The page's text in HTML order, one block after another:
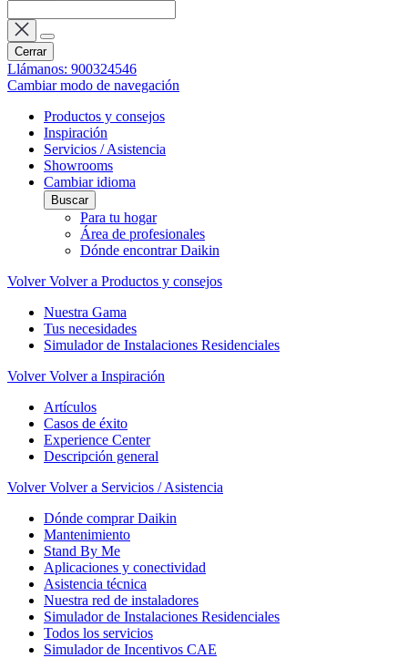
Cerrar
Llámanos: 900324546
Cambiar modo de navegación
Productos y consejos
Inspiración
Servicios / Asistencia
Showrooms
Cambiar idioma
Buscar
Para tu hogar
Área de profesionales
Dónde encontrar Daikin
Volver Volver a Productos y consejos
Nuestra Gama
Tus necesidades
Simulador de Instalaciones Residenciales
Volver Volver a Inspiración
Artículos
Casos de éxito
Experience Center
Descripción general
Volver Volver a Servicios / Asistencia
Dónde comprar Daikin
Mantenimiento
Stand By Me
Aplicaciones y conectividad
Asistencia técnica
Nuestra red de instaladores
Simulador de Instalaciones Residenciales
Todos los servicios
Simulador de Incentivos CAE